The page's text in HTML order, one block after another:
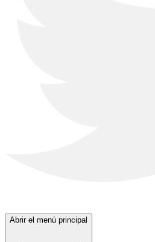
Abrir el menú principal